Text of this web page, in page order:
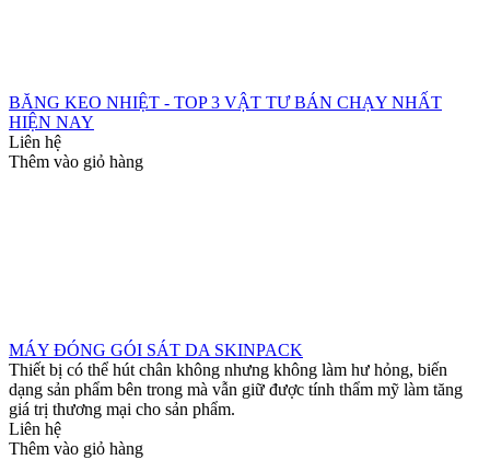
BĂNG KEO NHIỆT - TOP 3 VẬT TƯ BÁN CHẠY NHẤT
HIỆN NAY
Liên hệ
Thêm vào giỏ hàng
MÁY ĐÓNG GÓI SÁT DA SKINPACK
Thiết bị có thể hút chân không nhưng không làm hư hỏng, biến
dạng sản phẩm bên trong mà vẫn giữ được tính thẩm mỹ làm tăng
giá trị thương mại cho sản phẩm.
Liên hệ
Thêm vào giỏ hàng